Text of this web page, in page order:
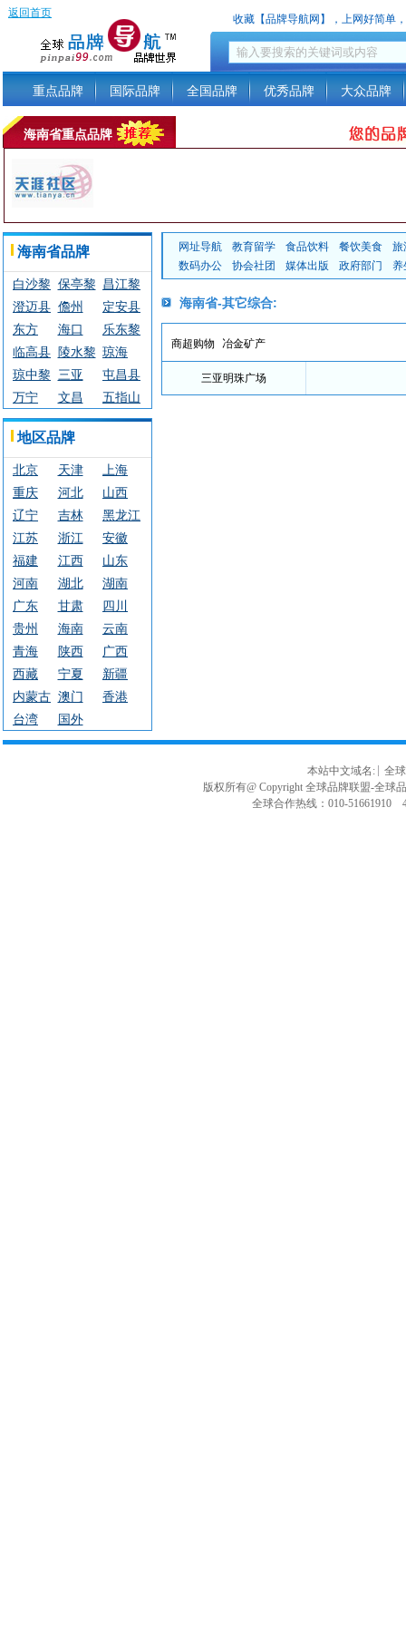
返回首页 收藏【品牌导航网】，上网好简单
重点品牌 国际品牌 全国品牌 优秀品牌 大众品牌
海南省重点品牌
海南省品牌
白沙黎
族自治
县
保亭黎
族苗族
自治县
昌江黎
族自治
县
澄迈县 儋州
定安县
东方
海口
乐东黎
族自治
县
临高县 陵水黎
族自治
县
琼海
琼中黎
族苗族
自治县
三亚
屯昌县
万宁
文昌 五指山
地区品牌
北京 天津
上海
重庆
河北
山西
辽宁
吉林
黑龙江
江苏
浙江
安徽
福建
江西
山东
河南
湖北
湖南
广东
甘肃
四川
贵州
海南
云南
青海
陕西
广西
西藏
宁夏
新疆
内蒙古 澳门
香港
台湾
国外
网址导航 教育留学 食品饮料 餐饮美食
旅
数码办公
协会社团 媒体出版 政府部门 养
海南省-其它综合:
商超购物 冶金矿产
三亚明珠广场
本站中文域名:
全
版权所有@ Copyright 全球品牌联盟-
全球合作热线：010-51661910